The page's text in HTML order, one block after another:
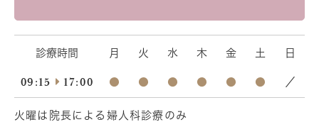
診療時間 月 火 水 木 金 土 日
09:15 17:00 ● ● ● ● ● ● ／
火曜は院長による婦人科診療のみ